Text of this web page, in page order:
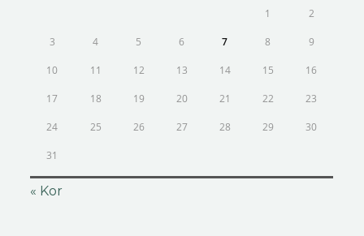
1 2
3 4 5 6 7 8 9
10 11 12 13 14 15 16
17 18 19 20 21 22 23
24 25 26 27 28 29 30
31
« Kor